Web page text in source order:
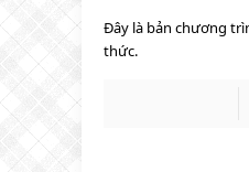
Đây là bản chương
thức.